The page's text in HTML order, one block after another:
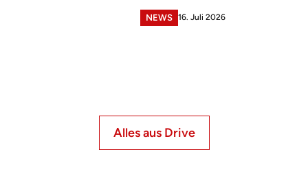
NEWS 16. Juli 2026
Alles aus Drive